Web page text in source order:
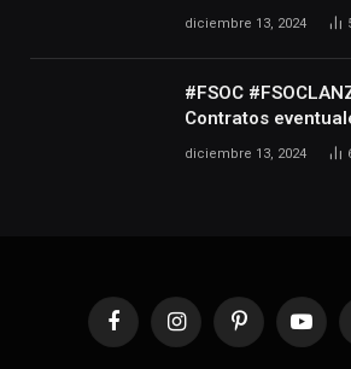
el desarrollo de
la trabajadora
diciembre 13, 2024
#FSOC
Contratos
empresa durante
diciembre 13, 2024
FacebookInstagramPinterestYouTube